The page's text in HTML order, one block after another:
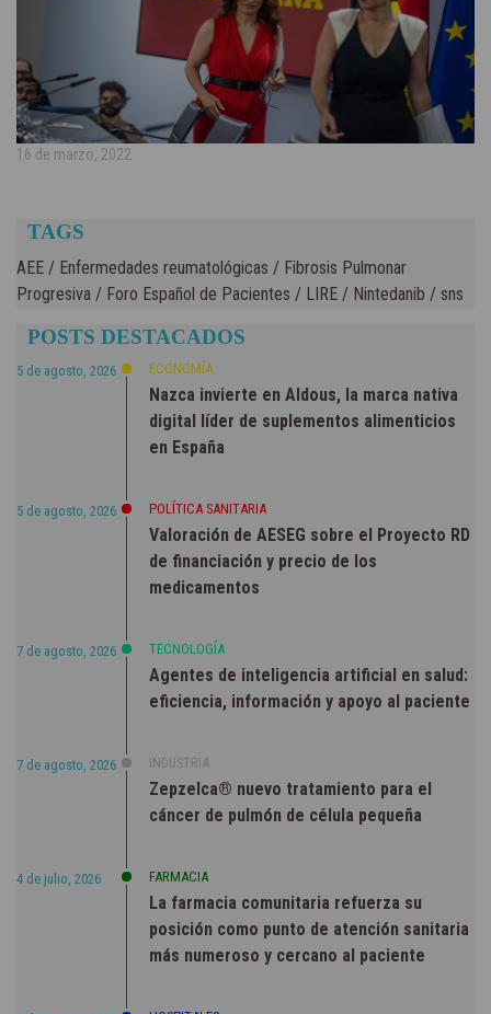
16 de marzo, 2022
TAGS
AEE / Enfermedades reumatológicas / Fibrosis Pulmonar
Progresiva / Foro Español de Pacientes / LIRE / Nintedanib / sns
POSTS DESTACADOS
5 de agosto, 2026 ECONOMÍA
Nazca invierte en Aldous, la marca nativa
digital líder de suplementos alimenticios
en España
5 de agosto, 2026 POLÍTICA SANITARIA
Valoración de AESEG sobre el Proyecto RD
de financiación y precio de los
medicamentos
7 de agosto, 2026 TECNOLOGÍA
Agentes de inteligencia artificial en salud:
eficiencia, información y apoyo al paciente
7 de agosto, 2026 INDUSTRIA
Zepzelca® nuevo tratamiento para el
cáncer de pulmón de célula pequeña
4 de julio, 2026 FARMACIA
La farmacia comunitaria refuerza su
posición como punto de atención sanitaria
más numeroso y cercano al paciente